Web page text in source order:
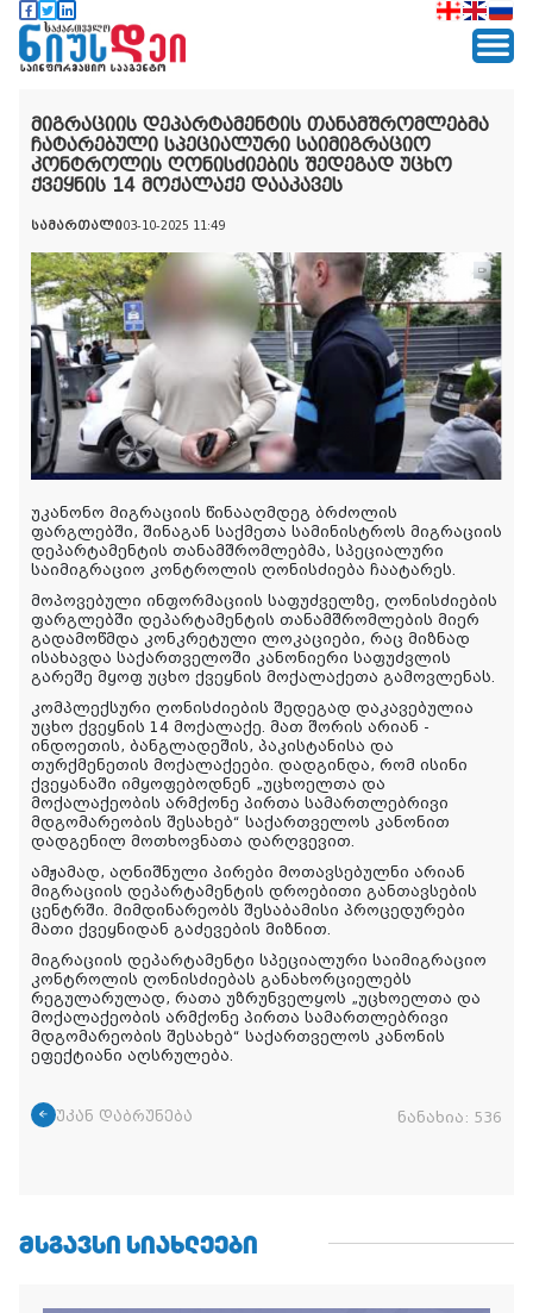
მიგრაციის დეპარტამენტის თანამშრომლებმა
ჩატარებული სპეციალური საიმიგრაციო
კონტროლის ღონისძიების შედეგად უცხო
ქვეყნის 14 მოქალაქე დააკავეს
სამართალი03-10-2025 11:49
უკანონო მიგრაციის წინააღმდეგ ბრძოლის
ფარგლებში, შინაგან საქმეთა სამინისტროს მიგრაციის
დეპარტამენტის თანამშრომლებმა, სპეციალური
საიმიგრაციო კონტროლის ღონისძიება ჩაატარეს.
მოპოვებული ინფორმაციის საფუძველზე, ღონისძიების
ფარგლებში დეპარტამენტის თანამშრომლების მიერ
გადამოწმდა კონკრეტული ლოკაციები, რაც მიზნად
ისახავდა საქართველოში კანონიერი საფუძვლის
გარეშე მყოფ უცხო ქვეყნის მოქალაქეთა გამოვლენას.
კომპლექსური ღონისძიების შედეგად დაკავებულია
უცხო ქვეყნის 14 მოქალაქე. მათ შორის არიან -
ინდოეთის, ბანგლადეშის, პაკისტანისა და
თურქმენეთის მოქალაქეები. დადგინდა, რომ ისინი
ქვეყანაში იმყოფებოდნენ „უცხოელთა და
მოქალაქეობის არმქონე პირთა სამართლებრივი
მდგომარეობის შესახებ“ საქართველოს კანონით
დადგენილ მოთხოვნათა დარღვევით.
ამჟამად, აღნიშნული პირები მოთავსებულნი არიან
მიგრაციის დეპარტამენტის დროებითი განთავსების
ცენტრში. მიმდინარეობს შესაბამისი პროცედურები
მათი ქვეყნიდან გაძევების მიზნით.
მიგრაციის დეპარტამენტი სპეციალური საიმიგრაციო
კონტროლის ღონისძიებას განახორციელებს
რეგულარულად, რათა უზრუნველყოს „უცხოელთა და
მოქალაქეობის არმქონე პირთა სამართლებრივი
მდგომარეობის შესახებ“ საქართველოს კანონის
ეფექტიანი აღსრულება.
უკან დაბრუნება ნანახია: 536
ᲛᲡᲒᲐᲕᲡᲘ ᲡᲘᲐᲮᲚᲔᲔᲑᲘ